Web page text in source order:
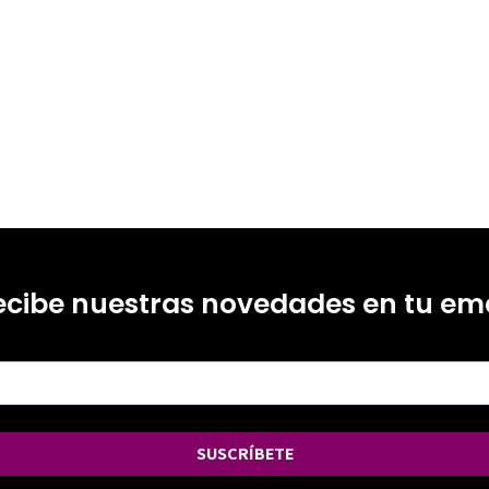
nuestras novedades en tu
SUSCRÍBETE